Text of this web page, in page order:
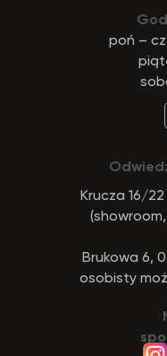
poń –
Krucza 16/
Brukowa 6,
osobisty